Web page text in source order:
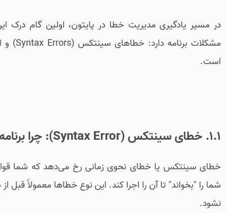
در مسیر یادگیری مدیریت خطا در پایتون، اولین گام
است.
۱.۱. خطای سینتکس (Syntax Error): چرا برنامه شما هرگز شروع نمی‌شود؟
خطای سینتکس یا خطای نحوی زمانی رخ می‌دهد که شما
شما را "بخواند" تا آن را اجرا کند. این نوع خطاها معمولاً
نشود.